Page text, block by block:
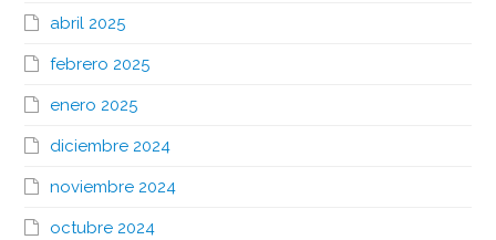
abril 2025
febrero 2025
enero 2025
diciembre 2024
noviembre 2024
octubre 2024